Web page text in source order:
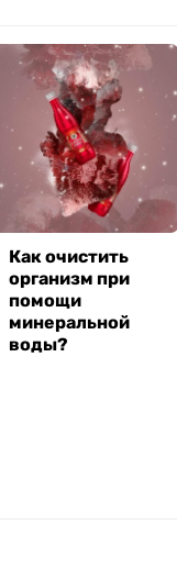
Как очистить
организм при
помощи
минеральной
воды?